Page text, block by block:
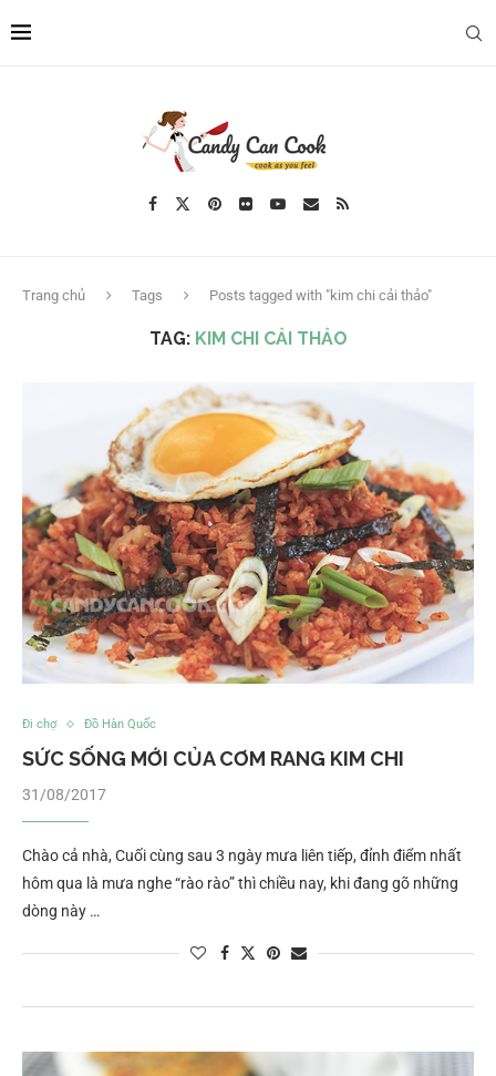
Trang chủ Tags Posts tagged with "kim chi cải thảo"
TAG: KIM CHI CẢI THẢO
Đi chợ Đồ Hàn Quốc
SỨC SỐNG MỚI CỦA CƠM RANG KIM CHI
31/08/2017
Chào cả nhà, Cuối cùng sau 3 ngày mưa liên tiếp, đỉnh điểm nhất
hôm qua là mưa nghe “rào rào” thì chiều nay, khi đang gõ những
dòng này …